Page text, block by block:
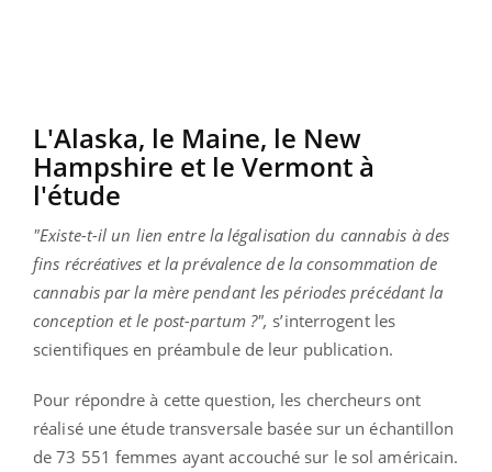
L'Alaska, le Maine, le New
Hampshire et le Vermont à
l'étude
"Existe-t-il un lien entre la légalisation du cannabis à des
fins récréatives et la prévalence de la consommation de
cannabis par la mère pendant les périodes précédant la
conception et le post-partum ?", s’interrogent les
scientifiques en préambule de leur publication.
Pour répondre à cette question, les chercheurs ont
réalisé une étude transversale basée sur un échantillon
de 73 551 femmes ayant accouché sur le sol américain.